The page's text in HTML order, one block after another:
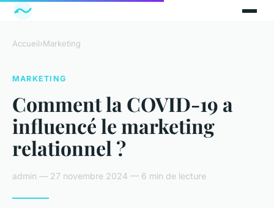
Accueil›Marketing
MARKETING
Comment la COVID-19 a
influencé le marketing
relationnel ?
admin — 27 novembre 2024 — 6 min de lecture